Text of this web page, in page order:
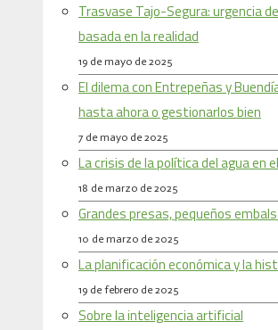
Trasvase Tajo-Segura: urgencia
basada en la realidad
19 de mayo de 2025
El dilema con Entrepeñas y
hasta ahora o gestionarlos bien
7 de mayo de 2025
La crisis de la política del agua en
18 de marzo de 2025
Grandes presas, pequeños
10 de marzo de 2025
La planificación económica y la
19 de febrero de 2025
Sobre la inteligencia artificial